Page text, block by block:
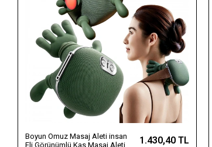
Boyun Omuz Masaj Aleti insan
Eli Görünümlü Kas Masaj Aleti
1.430,40 TL